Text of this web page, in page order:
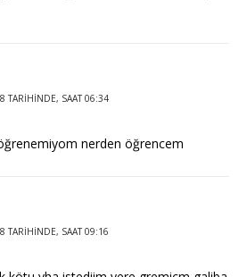
TARIHINDE, SAAT 06:34
öğrenemiyom nerden öğrencem
TARIHINDE, SAAT 09:16